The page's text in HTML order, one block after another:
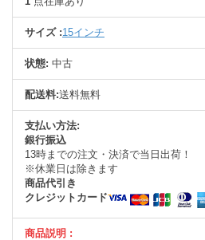
サイズ :15インチ
状態: 中古
配送料:送料無料
支払い方法:
銀行振込
13時までの注文・決済で当日出荷！
※休業日は除きます
商品代引き
クレジットカード
商品説明 :